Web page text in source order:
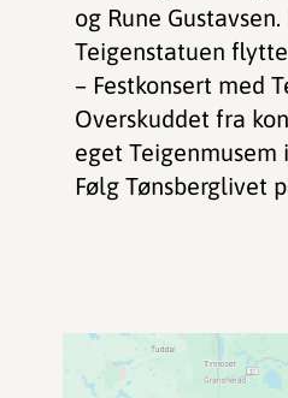
og Rune
Teigenstatuen
– Festkonsert med
Overskuddet fra
eget Teigenmusem
Følg Tønsberglivet